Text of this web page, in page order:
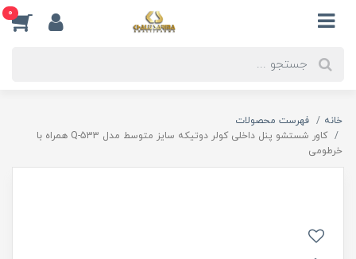
0
خانه
فهرست محصولات
کاور شستشو پنل داخلی کولر دوتیکه سایز متوسط مدل Q-533 همراه با
خرطومی